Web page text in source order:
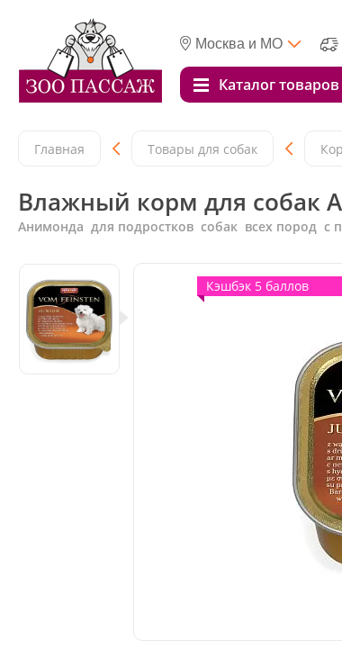
Москва и МО
Каталог товаров
Главная Товары для собак
Влажный корм для собак
Анимонда для подростков собак всех пород с
Кэшбэк 5 баллов